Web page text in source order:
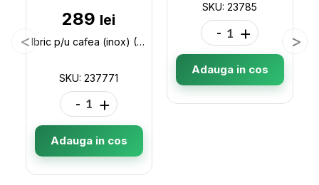
289 lei
Ibric p/u cafea (inox) (6cani) cut neagra 237771
SKU: 237771
- +
Adauga in cos
SKU: 23785
- +
Adauga in cos